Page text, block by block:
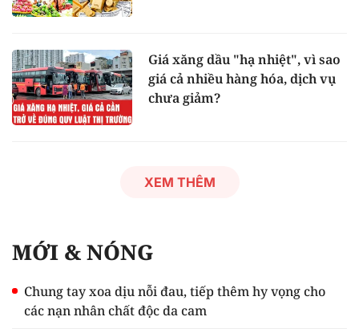
Giá xăng dầu "hạ nhiệt", vì sao
giá cả nhiều hàng hóa, dịch vụ
chưa giảm?
XEM THÊM
MỚI & NÓNG
Chung tay xoa dịu nỗi đau, tiếp thêm hy vọng cho
các nạn nhân chất độc da cam